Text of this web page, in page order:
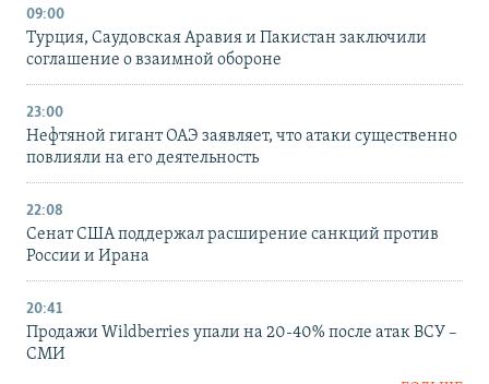
09:00
Турция, Саудовская Аравия и Пакистан заключили
соглашение о взаимной обороне
23:00
Нефтяной гигант ОАЭ заявляет, что атаки существенно
повлияли на его деятельность
22:08
Сенат США поддержал расширение санкций против
России и Ирана
20:41
Продажи Wildberries упали на 20-40% после атак ВСУ –
СМИ